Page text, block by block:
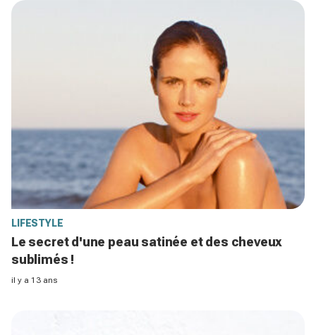
LIFESTYLE
Le secret d'une peau satinée et des cheveux
sublimés !
il y a 13 ans